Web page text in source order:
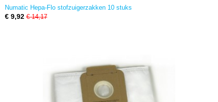
Numatic Hepa-Flo stofzuigerzakken 10 stuks
€ 9,92 € 14,17